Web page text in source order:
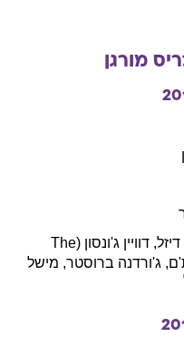
מורגן
דיזל, דוויין
ג'ונסון (The
, ג'ורדנה ברוסטר, מישל